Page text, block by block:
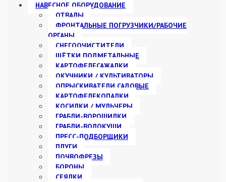
НАВЕСНОЕ ОБОРУДОВАНИЕ
ОТВАЛЫ
ФРОНТАЛЬНЫЕ ПОГРУЗЧИКИ/РАБОЧИЕ
ОРГАНЫ
СНЕГООЧИСТИТЕЛИ
ЩЁТКИ ПОДМЕТАЛЬНЫЕ
КАРТОФЕЛЕСАЖАЛКИ
ОКУЧНИКИ / КУЛЬТИВАТОРЫ
ОПРЫСКИВАТЕЛИ САДОВЫЕ
КАРТОФЕЛЕКОПАЛКИ
КОСИЛКИ / МУЛЬЧЕРЫ
ГРАБЛИ-ВОРОШИЛКИ
ГРАБЛИ-ВОЛОКУШИ
ПРЕСС-ПОДБОРЩИКИ
ПЛУГИ
ПОЧВОФРЕЗЫ
БОРОНЫ
СЕЯЛКИ